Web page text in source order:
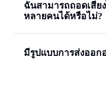
ฉันสามารถถอดเสีย
หลายคนได้หรือไม่?
มีรูปแบบการส่งออก